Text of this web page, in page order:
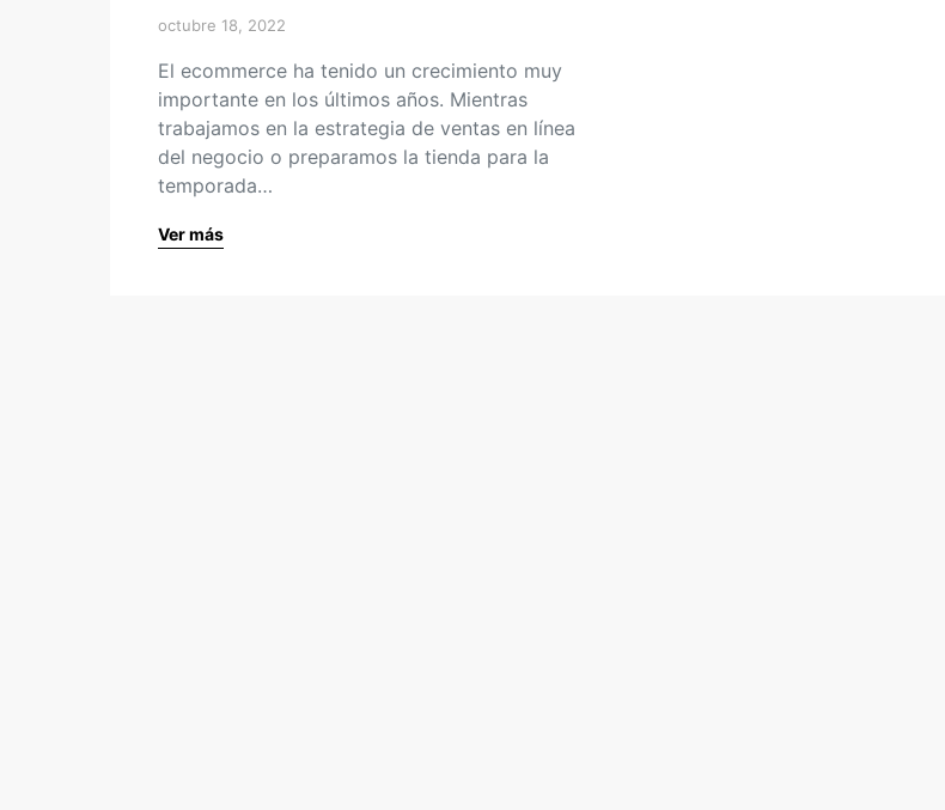
octubre 18, 2022
El ecommerce ha tenido un crecimiento muy
importante en los últimos años. Mientras
trabajamos en la estrategia de ventas en línea
del negocio o preparamos la tienda para la
temporada…
Ver más